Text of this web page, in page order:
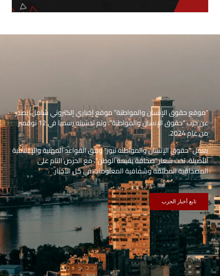
“موقع حقوق الإنسان والمواطنة” موقع إخباري إلكتروني شامل، يصدر
عن حزب “حقوق الإنسان والمواطنة”، وتم تدشينه رسميا في 12 نوفمبر
من عام 2024.
يعمل “حقوق الإنسان والمواطنة نيوز” وفق القواعد المهنية والإعلامية
الأصيلة، تحت شعار “صحافة بقيمة الوطن”، مع الحرص التام على
المصداقية المطلقة وشفافية المعلومات في كل الأخبار.
تابع أخبار الحزب